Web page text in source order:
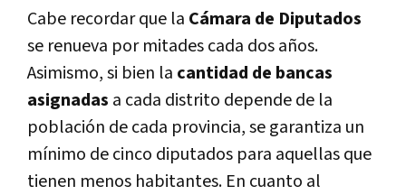
Cabe recordar que la Cámara de Diputados
se renueva por mitades cada dos años.
Asimismo, si bien la cantidad de bancas
asignadas a cada distrito depende de la
población de cada provincia, se garantiza un
mínimo de cinco diputados para aquellas que
tienen menos habitantes. En cuanto al